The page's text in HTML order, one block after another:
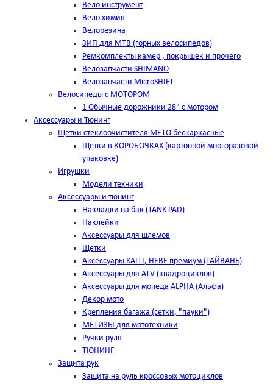
Вело инструмент
Вело химия
Велорезина
ЗИП для MTB (горных велосипедов)
Ремкомплекты камер , покрышек и прочего
Велозапчасти SHIMANO
Велозапчасти MicroSHIFT
Велосипеды с МОТОРОМ
1 Обычные дорожники 28" с мотором
Аксессуары и Тюнинг
Щетки стеклоочистителя METO бескаркасные
Щетки в КОРОБОЧКАХ (картонной многоразовой
упаковке)
Игрушки
Модели техники
Аксессуары и тюнинг
Накладки на бак (TANK PAD)
Наклейки
Аксессуары для шлемов
Щетки
Аксессуары KAITI, HEBE премиум (ТАЙВАНЬ)
Аксессуары для ATV (квадроциклов)
Аксессуары для мопеда ALPHA (Альфа)
Декор мото
Крепления багажа (сетки, "пауки")
МЕТИЗЫ для мототехники
Ручки руля
ТЮНИНГ
Защита рук
Защита на руль кроссовых мотоциклов